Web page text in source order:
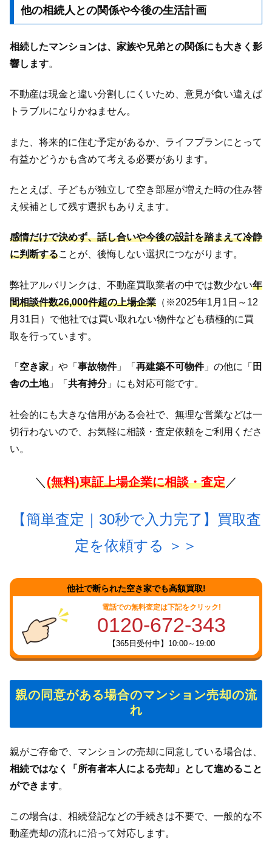
他の相続人との関係や今後の生活計画
相続したマンションは、家族や兄弟との関係にも大きく影
響します。
不動産は現金と違い分割しにくいため、意見が食い違えば
トラブルになりかねません。
また、将来的に住む予定があるか、ライフプランにとって
有益かどうかも含めて考える必要があります。
たとえば、子どもが独立して空き部屋が増えた時の住み替
え候補として残す選択もありえます。
感情だけで決めず、話し合いや今後の設計を踏まえて冷静
に判断することが、後悔しない選択につながります。
弊社アルバリンクは、不動産買取業者の中では数少ない年
間相談件数26,000件超の上場企業 （※2025年1月1日～12
月31日）で他社では買い取れない物件なども積極的に買
取を行っています。
「 空き家 」や「 事故物件」「 再建築不可物件」の他に「 田
舎の土地」「 共有持分」にも対応可能です。
社会的にも大きな信用がある会社で、無理な営業などは一
切行わないので、お気軽に相談・査定依頼をご利用くださ
い。
＼ (無料)東証上場企業に相談・査定／
【簡単査定｜30秒で入力完了】買取査
定を依頼する ＞＞
他社で断られた空き家でも高額買取!
電話での無料査定は下記をクリック!
0120-672-343
【365日受付中】10:00～19:00
親の同意がある場合のマンション売却の流
れ
親がご存命で、マンションの売却に同意している場合は、
相続ではなく「所有者本人による売却」として進めること
ができます。
この場合は、相続登記などの手続きは不要で、一般的な不
動産売却の流れに沿って対応します。